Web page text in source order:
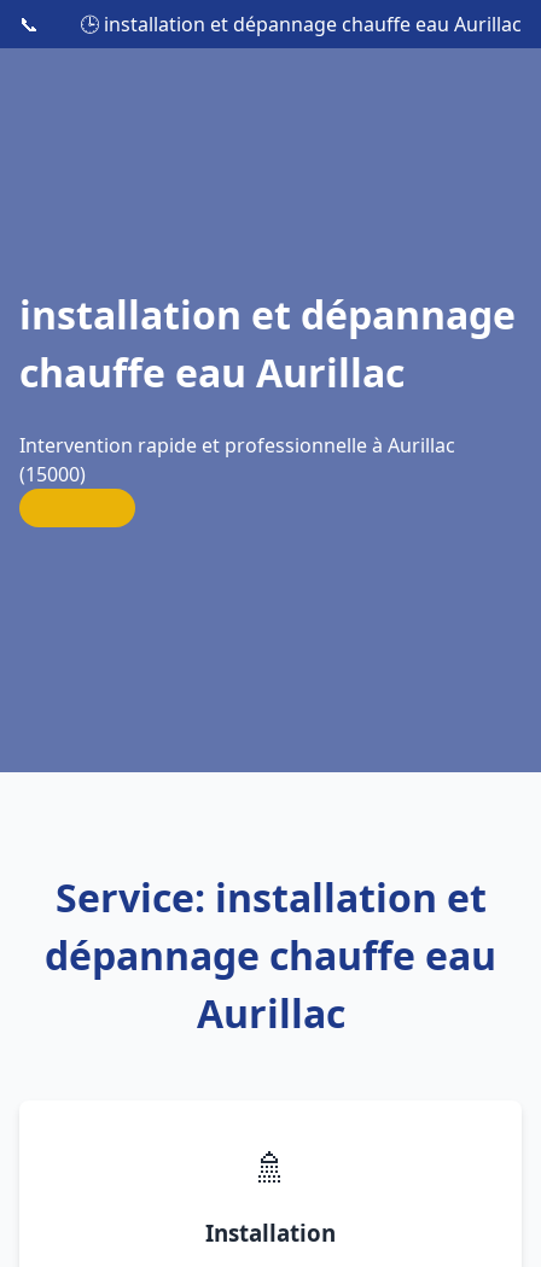
📞 🕒 installation et dépannage chauffe eau Aurillac
installation et dépannage
chauffe eau Aurillac
Intervention rapide et professionnelle à Aurillac
(15000)
Service: installation et
dépannage chauffe eau
Aurillac
🚿
Installation